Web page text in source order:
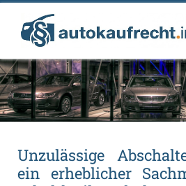
Un­zu­läs­si­ge
ein er­heb­li­cher